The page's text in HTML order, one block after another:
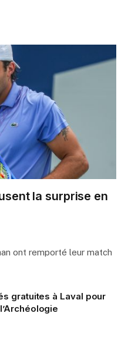
la surprise en
ont remporté leur match
gratuites à Laval pour